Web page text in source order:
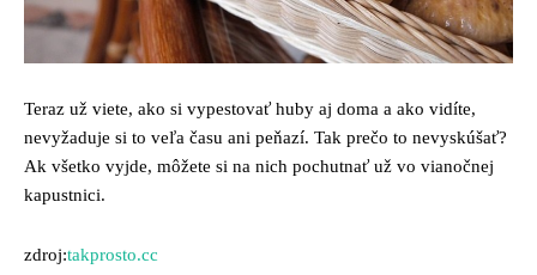
Teraz už viete, ako si vypestovať huby aj doma a ako vidíte,
nevyžaduje si to veľa času ani peňazí. Tak prečo to nevyskúšať?
Ak všetko vyjde, môžete si na nich pochutnať už vo vianočnej
kapustnici.
zdroj:takprosto.cc